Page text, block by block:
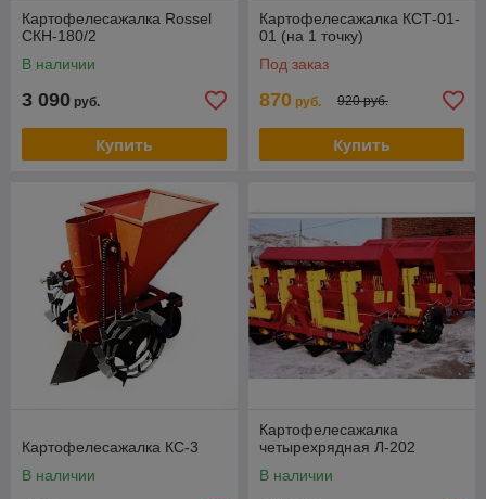
Картофелесажалка Rossel
СКН-180/2
В наличии
3 090 руб.
Купить
Картофелесажалка КСТ-01-
01 (на 1 точку)
Под заказ
870 руб. 920 руб.
Купить
Картофелесажалка КС-3
В наличии
Картофелесажалка
четырехрядная Л-202
В наличии